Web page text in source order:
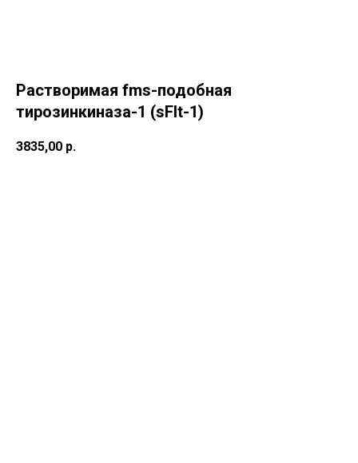
Растворимая fms-подобная
тирозинкиназа-1 (sFlt-1)
3835,00 р.